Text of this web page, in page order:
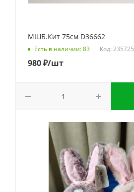
МШБ.Кит 75см D36662
Есть в наличии: 83 Код: 235725
980₽/шт